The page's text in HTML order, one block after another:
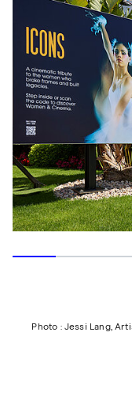
Photo : Jessi Lang,